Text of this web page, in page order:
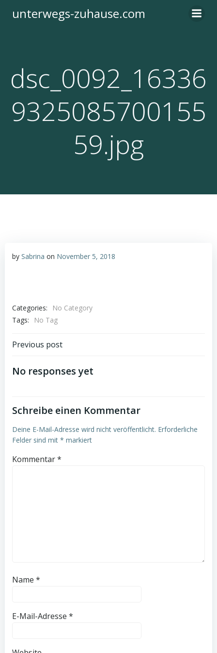
Inhalt
unterwegs-zuhause.com
dsc_0092_16336
9325085700155
59.jpg
by Sabrina on November 5, 2018
Categories:
No Category
Tags:
No Tag
Post
navigation
Previous post
No responses yet
Schreibe einen Kommentar
Deine E-Mail-Adresse wird nicht veröffentlicht. Erforderliche
Felder sind mit * markiert
Kommentar*
Name *
E-Mail-Adresse *